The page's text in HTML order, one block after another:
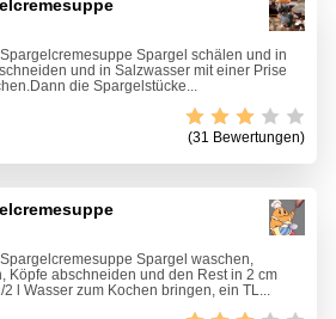
Spargel schälen und in
und in Salzwasser mit einer Prise
die Spargelstücke...
(31 Bewertungen)
Spargel waschen,
Köpfe abschneiden und den Rest in 2 cm
l Wasser zum Kochen bringen, ein TL...